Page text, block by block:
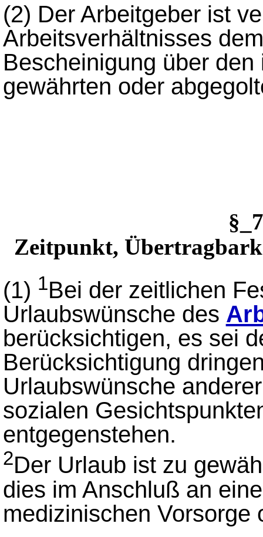
(2) Der Arbeitgeber ist
Arbeitsverhältnisses
Bescheinigung über
gewährten oder
Zeitpunkt,
(1) 1Bei der zeitlichen
Urlaubswünsche des
berücksichtigen, es sei
Berücksichtigung
Urlaubswünsche
sozialen
entgegenstehen.
2Der Urlaub ist zu
dies im Anschluß an
medizinischen Vorsorge